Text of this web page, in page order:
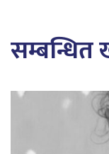
सम्बन्धित